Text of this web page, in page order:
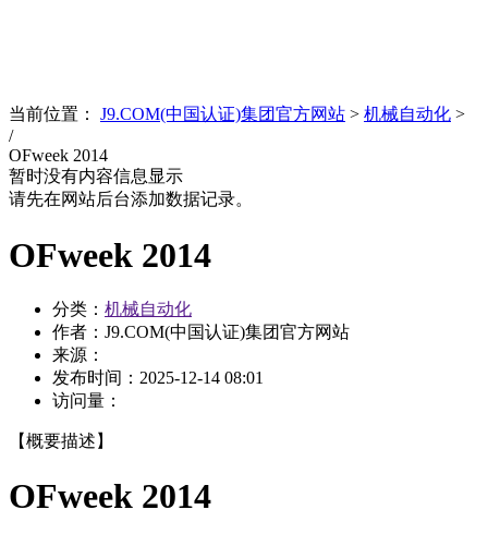
当前位置： J9.COM(中国认证)集团官方网站 > 机械自动化 >
/
OFweek 2014
暂时没有内容信息显示
请先在网站后台添加数据记录。
OFweek 2014
分类： 机械自动化
作者：J9.COM(中国认证)集团官方网站
来源：
发布时间： 2025-12-14 08:01
访问量：
【概要描述】
OFweek 2014